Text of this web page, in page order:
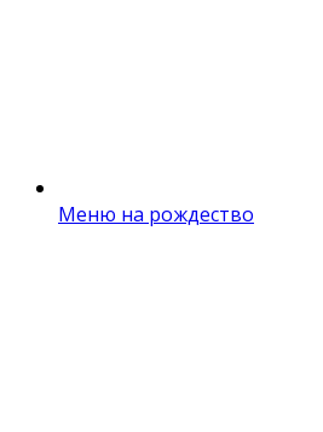
Меню на рождество